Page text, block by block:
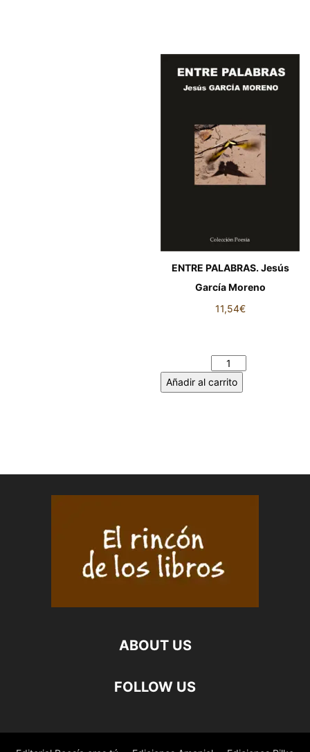
ENTRE PALABRAS. Jesús
García Moreno
11,54€
Añadir al carrito
ABOUT US
FOLLOW US